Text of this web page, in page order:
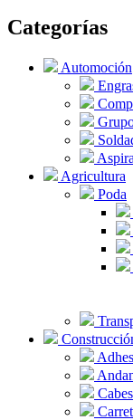
Categorías
Automoción
Agricultura
Poda